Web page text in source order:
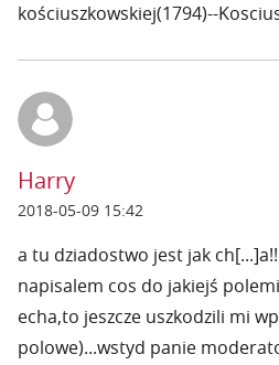
kościuszkowskiej(1794)--
Harry
2018-05-09 15:42
a tu dziadostwo jest jak ch[...]a!!
napisalem cos do jakiejś
echa,to jeszcze uszkodzili mi
polowe)...wstyd panie